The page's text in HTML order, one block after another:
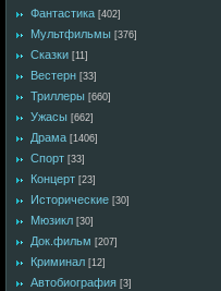
Фантастика [402]
Мультфильмы [376]
Сказки [11]
Вестерн [33]
Триллеры [660]
Ужасы [662]
Драма [1406]
Спорт [33]
Концерт [23]
Исторические [30]
Мюзикл [30]
Док.фильм [207]
Криминал [12]
Автобиография [3]